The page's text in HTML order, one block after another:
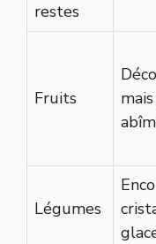
restes
Fruits
Légumes